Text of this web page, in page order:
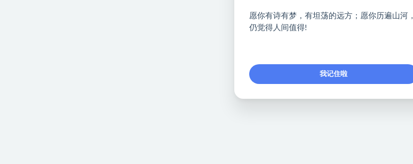
愿你有诗有梦，有坦荡的远方；愿你历遍山河，
仍觉得人间值得!
我记住啦